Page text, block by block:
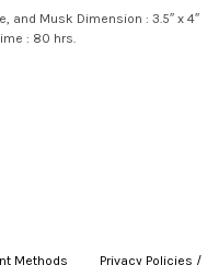
and Musk Dimension : 3.5″ x 4″
: 80 hrs.
Methods Privacy Policies /